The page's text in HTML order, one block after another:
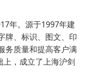
年。源于1997年建
牌、标识、图文、印
务质量和提高客户满
，成立了上海沪剑